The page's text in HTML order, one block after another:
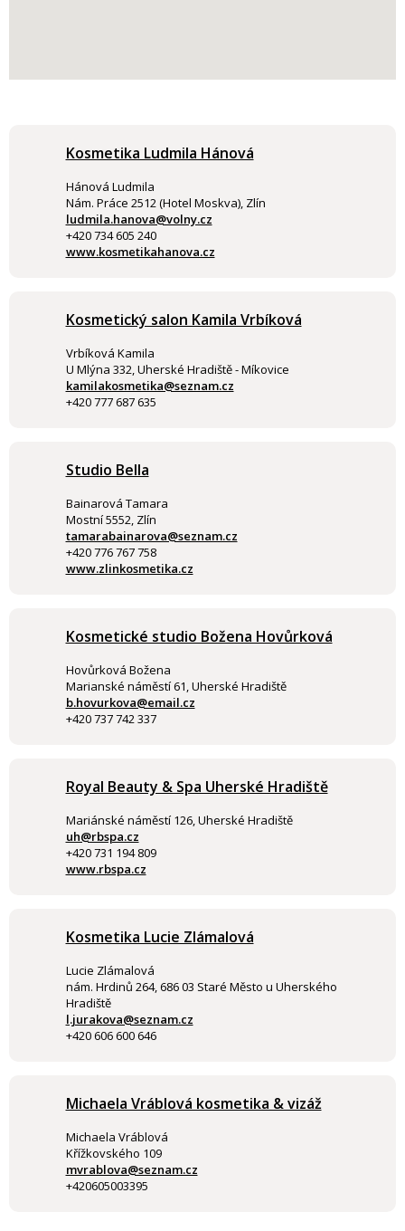
Kosmetika Ludmila Hánová
Hánová Ludmila
Nám. Práce 2512 (Hotel Moskva), Zlín
ludmila.hanova@volny.cz
+420 734 605 240
www.kosmetikahanova.cz
Kosmetický salon Kamila Vrbíková
Vrbíková Kamila
U Mlýna 332, Uherské Hradiště - Míkovice
kamilakosmetika@seznam.cz
+420 777 687 635
Studio Bella
Bainarová Tamara
Mostní 5552, Zlín
tamarabainarova@seznam.cz
+420 776 767 758
www.zlinkosmetika.cz
Kosmetické studio Božena Hovůrková
Hovůrková Božena
Marianské náměstí 61, Uherské Hradiště
b.hovurkova@email.cz
+420 737 742 337
Royal Beauty & Spa Uherské Hradiště
Mariánské náměstí 126, Uherské Hradiště
uh@rbspa.cz
+420 731 194 809
www.rbspa.cz
Kosmetika Lucie Zlámalová
Lucie Zlámalová
nám. Hrdinů 264, 686 03 Staré Město u Uherského
Hradiště
l.jurakova@seznam.cz
+420 606 600 646
Michaela Vráblová kosmetika & vizáž
Michaela Vráblová
Křížkovského 109
mvrablova@seznam.cz
+420605003395